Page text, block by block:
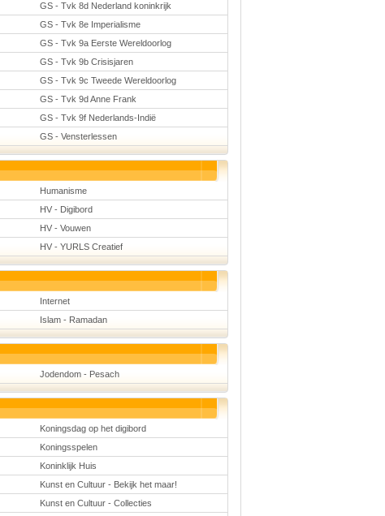
GS - Tvk 8d Nederland koninkrijk
GS - Tvk 8e Imperialisme
GS - Tvk 9a Eerste Wereldoorlog
GS - Tvk 9b Crisisjaren
GS - Tvk 9c Tweede Wereldoorlog
GS - Tvk 9d Anne Frank
GS - Tvk 9f Nederlands-Indië
GS - Vensterlessen
Humanisme
HV - Digibord
HV - Vouwen
HV - YURLS Creatief
Internet
Islam - Ramadan
Jodendom - Pesach
Koningsdag op het digibord
Koningsspelen
Koninklijk Huis
Kunst en Cultuur - Bekijk het maar!
Kunst en Cultuur - Collecties